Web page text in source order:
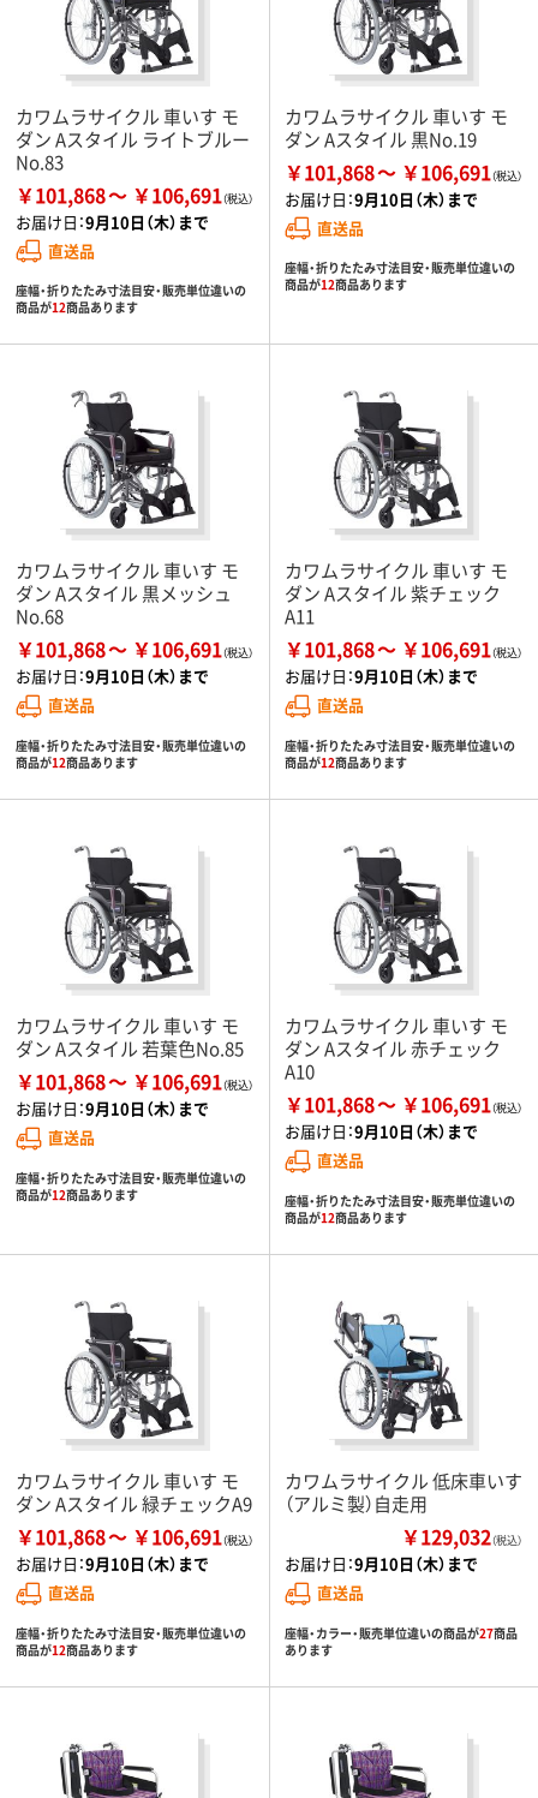
カワムラサイクル 車いす モ
ダン Aスタイル ライトブルー
No.83
￥101,868 ￥106,691
お届け日：9月10日（木）まで
直送品
座幅・折りたたみ寸法目安・販売単位違いの
商品が12商品あります
カワムラサイクル 車いす モ
ダン Aスタイル 黒No.19
￥101,868 ￥106,691
お届け日：9月10日（木）まで
直送品
座幅・折りたたみ寸法目安・販売単位違いの
商品が12商品あります
カワムラサイクル 車いす モ
ダン Aスタイル 黒メッシュ
No.68
￥101,868 ￥106,691
お届け日：9月10日（木）まで
直送品
座幅・折りたたみ寸法目安・販売単位違いの
商品が12商品あります
カワムラサイクル 車いす モ
ダン Aスタイル 紫チェック
A11
￥101,868 ￥106,691
お届け日：9月10日（木）まで
直送品
座幅・折りたたみ寸法目安・販売単位違いの
商品が12商品あります
カワムラサイクル 車いす モ
ダン Aスタイル 若葉色No.85
￥101,868 ￥106,691
お届け日：9月10日（木）まで
直送品
座幅・折りたたみ寸法目安・販売単位違いの
商品が12商品あります
カワムラサイクル 車いす モ
ダン Aスタイル 赤チェック
A10
￥101,868 ￥106,691
お届け日：9月10日（木）まで
直送品
座幅・折りたたみ寸法目安・販売単位違いの
商品が12商品あります
カワムラサイクル 車いす モ
ダン Aスタイル 緑チェックA9
￥101,868 ￥106,691
お届け日：9月10日（木）まで
直送品
座幅・折りたたみ寸法目安・販売単位違いの
商品が12商品あります
カワムラサイクル 低床車いす
（アルミ製）自走用
￥129,032（税込）
お届け日：9月10日（木）まで
直送品
座幅・カラー・販売単位違いの商品が27商品
あります